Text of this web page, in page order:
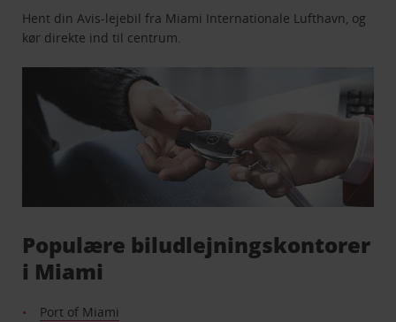
Hent din Avis-lejebil fra Miami Internationale Lufthavn, og
kør direkte ind til centrum.
Populære biludlejningskontorer
i Miami
Port of Miami